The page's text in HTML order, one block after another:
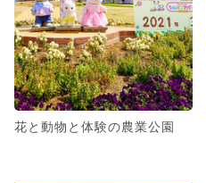
花と動物と体験の農業公園